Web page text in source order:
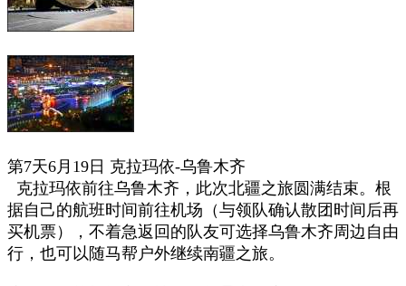
第7天6月19日 克拉玛依-乌鲁木齐
克拉玛依前往乌鲁木齐，此次北疆之旅圆满结束。 根
据自己的航班时间前往机场（与领队确认散团时间后再
买机票），不着急返回的队友可选择乌鲁木齐周边自由
行 ，也可以随马帮户外继续南疆之旅。